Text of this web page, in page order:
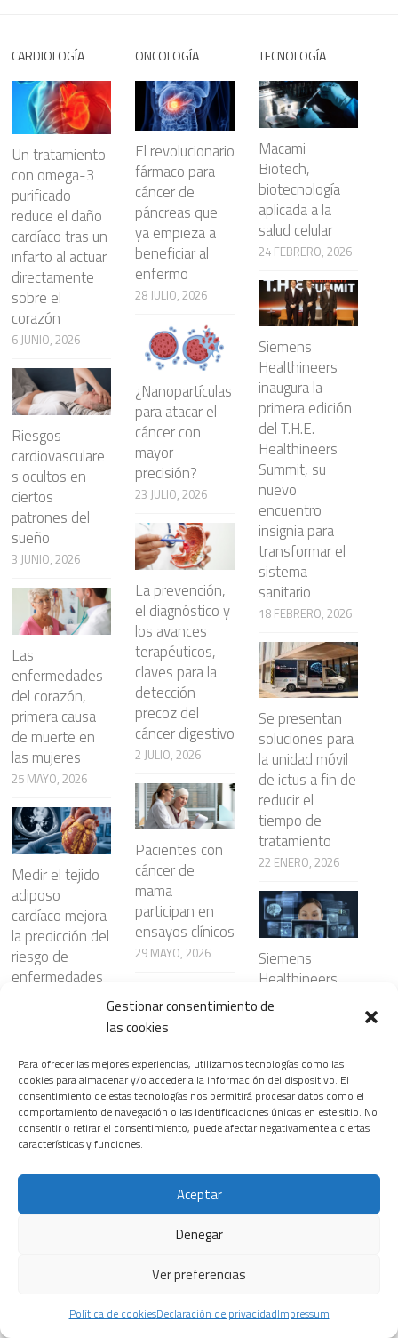
Gestionar consentimiento de
las cookies
Para ofrecer las mejores experiencias, utilizamos tecnologías como las
cookies para almacenar y/o acceder a la información del dispositivo. El
consentimiento de estas tecnologías nos permitirá procesar datos como el
comportamiento de navegación o las identificaciones únicas en este sitio. No
consentir o retirar el consentimiento, puede afectar negativamente a ciertas
características y funciones.
Aceptar
Denegar
Ver preferencias
Política de cookiesDeclaración de privacidadImpressum
CARDIOLOGÍA
Un tratamiento
con omega-3
purificado
reduce el daño
cardíaco tras un
infarto al actuar
directamente
sobre el
corazón
6 JUNIO, 2026
Riesgos
cardiovasculare
s ocultos en
ciertos
patrones del
sueño
3 JUNIO, 2026
Las
enfermedades
del corazón,
primera causa
de muerte en
las mujeres
25 MAYO, 2026
Medir el tejido
adiposo
cardíaco mejora
la predicción del
riesgo de
enfermedades
Leer más
ONCOLOGÍA
El revolucionario
fármaco para
cáncer de
páncreas que
ya empieza a
beneficiar al
enfermo
28 JULIO, 2026
¿Nanopartículas
para atacar el
cáncer con
mayor
precisión?
23 JULIO, 2026
La prevención,
el diagnóstico y
los avances
terapéuticos,
claves para la
detección
precoz del
cáncer digestivo
2 JULIO, 2026
Pacientes con
cáncer de
mama
participan en
ensayos clínicos
29 MAYO, 2026
Leer más
TECNOLOGÍA
Macami
Biotech,
biotecnología
aplicada a la
salud celular
24 FEBRERO, 2026
Siemens
Healthineers
inaugura la
primera edición
del T.H.E.
Healthineers
Summit, su
nuevo
encuentro
insignia para
transformar el
sistema
sanitario
18 FEBRERO, 2026
Se presentan
soluciones para
la unidad móvil
de ictus a fin de
reducir el
tiempo de
tratamiento
22 ENERO, 2026
Siemens
Healthineers
lanza nuevas
basadas en
inteligencia
artificial que
optimizan los
flujos de trabajo